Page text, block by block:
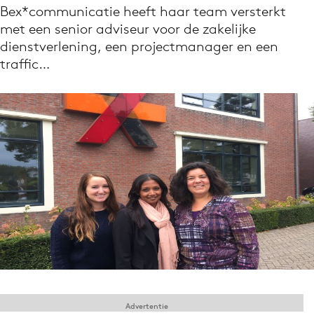
Volg het laatste nieuws via de Adformatie
Nieuws app
Menu
Home
9 sept: GenAI-training
12 nov: MarketingLive!
Adverteren
Events
Vacatures
Bex*communicatie heeft haar team versterkt
met een senior adviseur voor de zakelijke
dienstverlening, een projectmanager en een
traffic…
Advertentie